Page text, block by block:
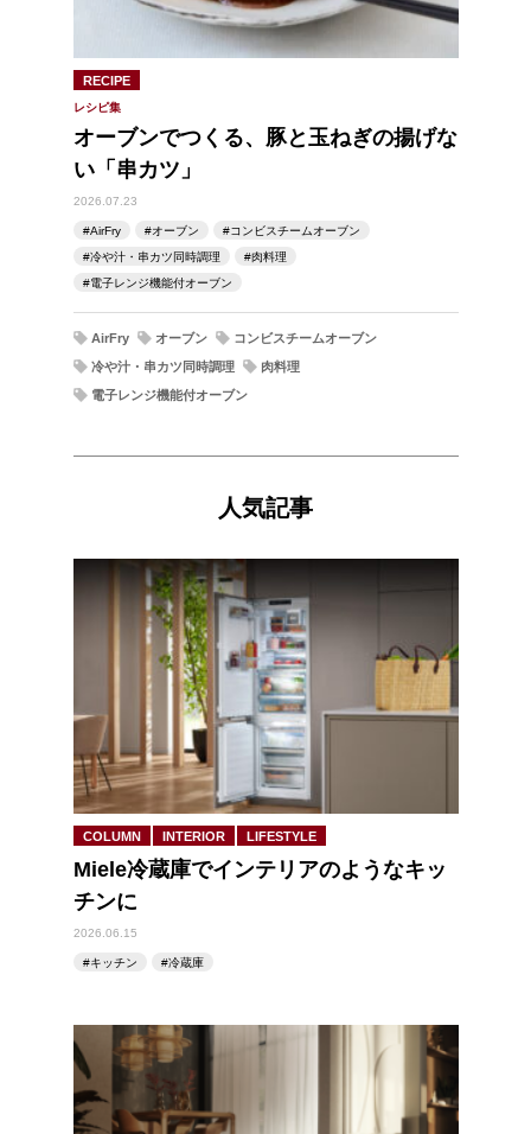
RECIPE
レシピ集
オーブンでつくる、豚と玉ねぎの揚げな
い「串カツ」
2026.07.23
AirFry オーブン
コンビスチームオーブン
冷や汁・串カツ同時調理
肉料理
電子レンジ機能付オーブン
AirFry オーブン
コンビスチームオーブン
冷や汁・串カツ同時調理
肉料理
電子レンジ機能付オーブン
人気記事
COLUMN INTERIOR LIFESTYLE
Miele冷蔵庫でインテリアのようなキッ
チンに
2026.06.15
キッチン 冷蔵庫